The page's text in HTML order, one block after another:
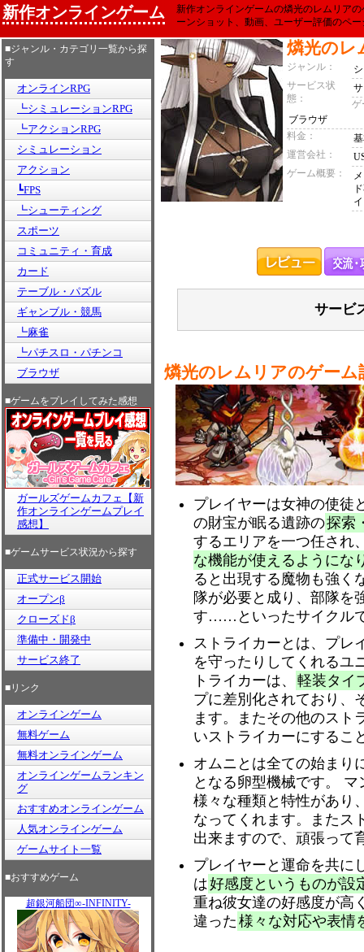
新作オンラインゲーム
新作オンラインゲームの燐光のレムリア
ーンショット、動画、ユーザー評価のペ
■ジャンル・カテゴリ一覧から探
す
オンラインRPG
┗シミュレーションRPG
┗アクションRPG
シミュレーション
アクション
┗FPS
┗シューティング
スポーツ
コミュニティ・育成
カード
テーブル・パズル
ギャンブル・競馬
┗麻雀
┗パチスロ・パチンコ
ブラウザ
■ゲームをプレイしてみた感想
ガールズゲームカフェ【新
作オンラインゲームプレイ
感想】
■ゲームサービス状況から探す
正式サービス開始
オープンβ
クローズドβ
準備中・開発中
サービス終了
■リンク
オンラインゲーム
無料ゲーム
無料オンラインゲーム
オンラインゲームランキン
グ
おすすめオンラインゲーム
人気オンラインゲーム
ゲームサイト一覧
■おすすめゲーム
超銀河船団∞-INFINITY-
燐光のレ
ジャンル：
サービス状
態：
ゲ
ブラウザ
料金：
運営会社：
ゲーム概要：
サービ
燐光のレムリアのゲーム
プレイヤーは女神の使徒
の財宝が眠る遺跡の探索
するエリアを一つ任され
な機能が使えるようにな
ると出現する魔物も強く
隊が必要と成り、部隊を
す……といったサイクル
ストライカーとは、プレ
を守ったりしてくれるユ
トライカーは、 軽装タイ
プに差別化されており、
ます。またその他のスト
いストライカーにするこ
オムニとは全ての始まり
となる卵型機械です。
様々な種類と特性があり
なってくれます。またス
出来ますので、頑張って
プレイヤーと運命を共に
は好感度というものが設
重ね彼女達の好感度が高
違った 様々な対応や表情